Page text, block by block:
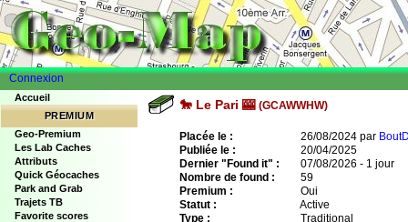
Connexion
Accueil
PREMIUM
Geo-Premium
Les Lab Caches
Attributs
Quick Géocaches
Park and Grab
Trajets TB
Favorite scores
🐎 Le Pari 🎰 (GCAWWHW)
Placée le : 26/08/2024 par
Publiée le :
20/04/2025
Dernier "Found it" :
07/08/2026 - 1 jour
Nombre de found :
59
Premium :
Oui
Statut :
Active
Type :
Traditional